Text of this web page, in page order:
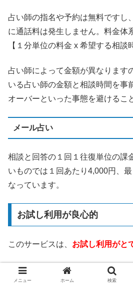
占い師の指名や予約は無料ですし
に通話料は発生しません。料金体
【１分単位の料金 x 希望する相談
占い師によって金額が異なります
いる占い師の金額と相談時間を事
オーバーといった事態を避けるこ
メール占い
相談と回答の１回１往復単位の課
いものでは１回あたり4,000円、
なっています。
お試し利用が良心的
このサービスは、 お試し利用がと
3,000円分の無料相談ポイント
メニュー ホーム 検索